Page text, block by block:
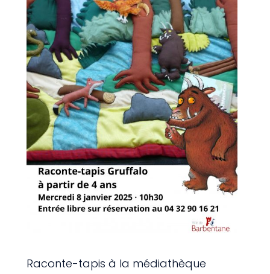
Raconte-tapis à la médiathèque